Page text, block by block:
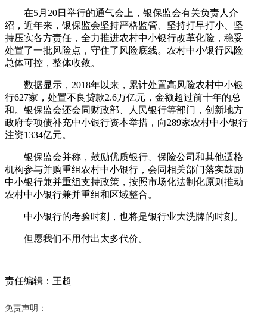
在5月20日举行的通气会上，银保监会有关负责人介
绍，近年来，银保监会坚持严格监管、坚持打早打小、坚
持压实各方责任，全力推进农村中小银行改革化险，稳妥
处置了一批风险点，守住了风险底线。农村中小银行风险
总体可控，整体收敛。
数据显示，2018年以来，累计处置高风险农村中小银
行627家，处置不良贷款2.6万亿元，金额超过前十年的总
和。银保监会还会同财政部、人民银行等部门，创新地方
政府专项债补充中小银行资本举措，向289家农村中小银行
注资1334亿元。
银保监会并称，鼓励优质银行、保险公司和其他适格
机构参与并购重组农村中小银行，会同相关部门落实鼓励
中小银行兼并重组支持政策，按照市场化法制化原则推动
农村中小银行兼并重组和区域整合。
中小银行的考验时刻，也将是银行业大洗牌的时刻。
但愿我们不用付出太多代价。
责任编辑：王超
免责声明：